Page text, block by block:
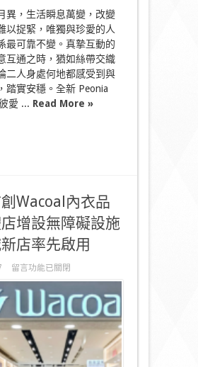
時
代
捉
緊
連
繫
以
視
的
人〉
中
異，生活瞬息萬變，改變
以捉緊，唯獨與珍愛的人
最可靠不變。真摯互動的
互通之時，猶如絲帶交織
二人身處何地都感受到與
踏實安穩。全新 Peonia
愛 ... Read More »
Wacoal內衣品
增設無障礙設施
店率先啟用
在
〈全
港
創
Wacoal
品
留言功能已關閉